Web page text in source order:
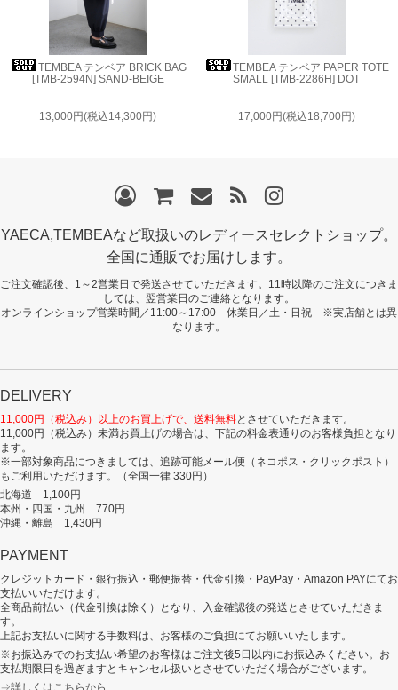
TEMBEA テンベア BRICK BAG
[TMB-2594N] SAND-BEIGE
13,000円(税込14,300円)
TEMBEA テンベア PAPER TOTE
SMALL [TMB-2286H] DOT
17,000円(税込18,700円)
YAECA,TEMBEAなど取扱いのレディースセレクトショップ。
全国に通販でお届けします。
ご注文確認後、1～2営業日で発送させていただきます。11時以降のご注文につきま
しては、翌営業日のご連絡となります。
オンラインショップ営業時間／11:00～17:00 休業日／土・日祝 ※実店舗とは異
なります。
DELIVERY
11,000円（税込み）以上のお買上げで、送料無料とさせていただきます。
11,000円（税込み）未満お買上げの場合は、下記の料金表通りのお客様負担となり
ます。
※一部対象商品につきましては、追跡可能メール便（ネコポス・クリックポスト）
もご利用いただけます。（全国一律 330円）
北海道 1,100円
本州・四国・九州 770円
沖縄・離島 1,430円
PAYMENT
クレジットカード・銀行振込・郵便振替・代金引換・PayPay・Amazon PAYにてお
支払いいただけます。
全商品前払い（代金引換は除く）となり、入金確認後の発送とさせていただきま
す。
上記お支払いに関する手数料は、お客様のご負担にてお願いいたします。
※お振込みでのお支払い希望のお客様はご注文後5日以内にお振込みください。お
支払期限日を過ぎますとキャンセル扱いとさせていただく場合がございます。
⇒詳しくはこちらから